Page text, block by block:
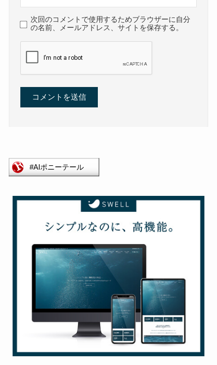
次回のコメントで使用するためブラウザーに自分
の名前、メールアドレス、サイトを保存する。